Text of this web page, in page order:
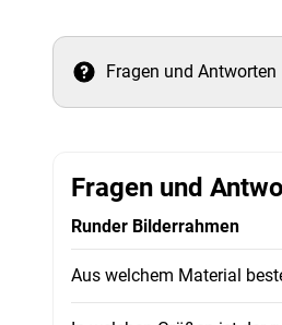
Fragen und Antworten
Fragen und
Runder Bilderrahmen
Aus welchem Material